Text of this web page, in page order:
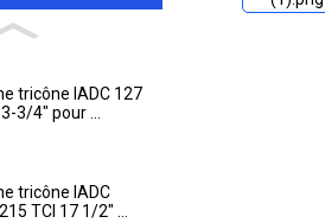
tricône IADC 127
3/4" pour ...
tricône IADC
TCI 17 1/2" ...